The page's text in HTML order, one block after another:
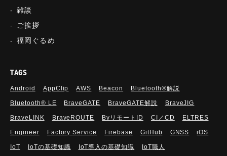
雑談
ご挨拶
福岡ぐるめ
TAGS
Android AppClip AWS Beacon Bluetooth®解説
Bluetooth®︎ LE BraveGATE BraveGATE解説 BraveJIG
BraveLINK BraveROUTE BvリモートID CI／CD ELTRES
Engineer Factory Service Firebase GitHub GNSS iOS
IoT IoTの基礎知識 IoT導入の基礎知識 IoT職人